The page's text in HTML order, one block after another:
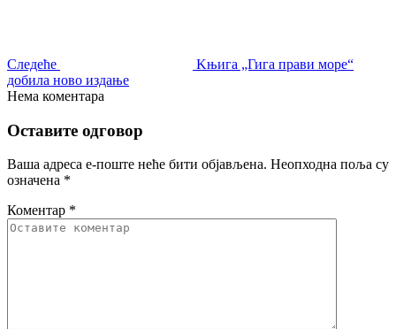
Следеће
Kњига „Гига прави море“
добила ново издање
Нема коментара
Оставите одговор
Ваша адреса е-поште неће бити објављена. Неопходна поља су
означена *
Коментар *